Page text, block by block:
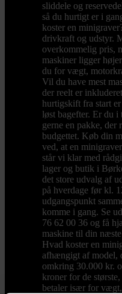
sliddele og
så du hurtigt er i
koster en
drivkraft og udstyr.
overkommelig pris,
maskiner ligger
du for vægt,
Vil du have mest
der reelt er
hurtigskift fra start
løst bagefter. Er du
gerne en pakke, der
budgettet. Køb din
ved, at en
står vi klar med
lager og butik i
det store udvalg af
på hverdage før kl.
udgangspunkt
komme i gang. Se
76 62 00 36 og få
maskine til din
Hvad koster en
afhængigt af model,
omkring 30.000 kr.
kroner for de
betaler især for